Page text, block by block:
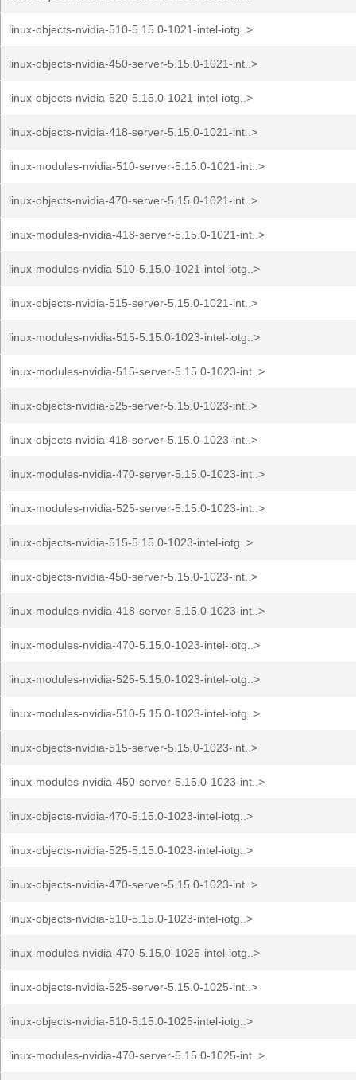
linux-objects-nvidia-510-5.15.0-1021-intel-iotg..>
linux-objects-nvidia-450-server-5.15.0-1021-int..>
linux-objects-nvidia-520-5.15.0-1021-intel-iotg..>
linux-objects-nvidia-418-server-5.15.0-1021-int..>
linux-modules-nvidia-510-server-5.15.0-1021-int..>
linux-objects-nvidia-470-server-5.15.0-1021-int..>
linux-modules-nvidia-418-server-5.15.0-1021-int..>
linux-modules-nvidia-510-5.15.0-1021-intel-iotg..>
linux-objects-nvidia-515-server-5.15.0-1021-int..>
linux-modules-nvidia-515-5.15.0-1023-intel-iotg..>
linux-modules-nvidia-515-server-5.15.0-1023-int..>
linux-objects-nvidia-525-server-5.15.0-1023-int..>
linux-objects-nvidia-418-server-5.15.0-1023-int..>
linux-modules-nvidia-470-server-5.15.0-1023-int..>
linux-modules-nvidia-525-server-5.15.0-1023-int..>
linux-objects-nvidia-515-5.15.0-1023-intel-iotg..>
linux-objects-nvidia-450-server-5.15.0-1023-int..>
linux-modules-nvidia-418-server-5.15.0-1023-int..>
linux-modules-nvidia-470-5.15.0-1023-intel-iotg..>
linux-modules-nvidia-525-5.15.0-1023-intel-iotg..>
linux-modules-nvidia-510-5.15.0-1023-intel-iotg..>
linux-objects-nvidia-515-server-5.15.0-1023-int..>
linux-modules-nvidia-450-server-5.15.0-1023-int..>
linux-objects-nvidia-470-5.15.0-1023-intel-iotg..>
linux-objects-nvidia-525-5.15.0-1023-intel-iotg..>
linux-objects-nvidia-470-server-5.15.0-1023-int..>
linux-objects-nvidia-510-5.15.0-1023-intel-iotg..>
linux-modules-nvidia-470-5.15.0-1025-intel-iotg..>
linux-objects-nvidia-525-server-5.15.0-1025-int..>
linux-objects-nvidia-510-5.15.0-1025-intel-iotg..>
linux-modules-nvidia-470-server-5.15.0-1025-int..>